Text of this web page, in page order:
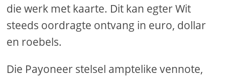
die werk met kaarte. Dit kan egter Wit
steeds oordragte ontvang in euro, dollar
en roebels.
Die Payoneer stelsel amptelike vennote,